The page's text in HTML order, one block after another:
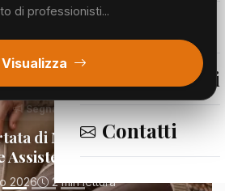
Segnalazioni
Contatti
di professionisti...
Visualizza
Segnalazioni
di Mano:
Assistenza Domiciliare
2026 2 min lettura